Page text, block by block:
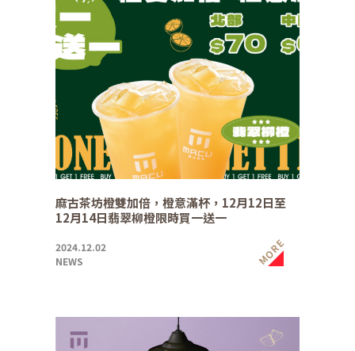
麻古茶坊橙雙加倍，橙意滿杯，12月12日至
12月14日翡翠柳橙限時買一送一
2024.12.02
NEWS
MORE